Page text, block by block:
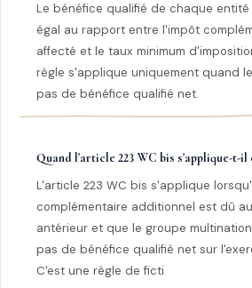
Le bénéfice qualifié de chaque
égal au rapport entre l'impôt
affecté et le taux minimum
règle s'applique uniquement quand
pas de bénéfice qualifié net.
Quand l'article 223 WC bis s'applique-t-il
L'article 223 WC bis s'applique
complémentaire additionnel est dû
antérieur et que le groupe
pas de bénéfice qualifié net sur
C'est une règle de ficti